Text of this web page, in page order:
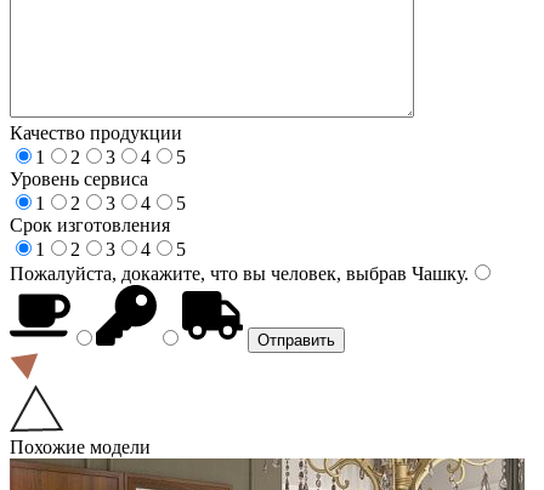
Качество продукции
1
2 3 4
5
Уровень сервиса
1
2 3 4
5
Срок изготовления
1
2 3 4
5
Пожалуйста, докажите, что вы человек, выбрав Чашку.
Похожие модели